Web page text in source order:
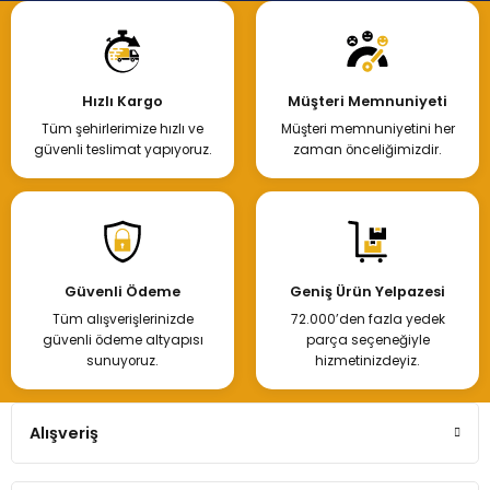
Hızlı Kargo
Tüm şehirlerimize hızlı ve
güvenli teslimat yapıyoruz.
Müşteri Memnuniyeti
Müşteri memnuniyetini her
zaman önceliğimizdir.
Güvenli Ödeme
Tüm alışverişlerinizde
güvenli ödeme altyapısı
sunuyoruz.
Geniş Ürün Yelpazesi
72.000’den fazla yedek
parça seçeneğiyle
hizmetinizdeyiz.
Alışveriş